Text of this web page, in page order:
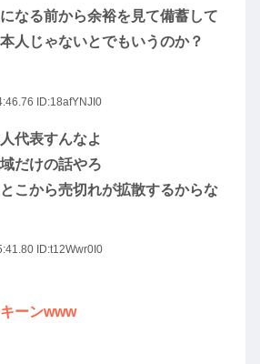
なる前から余裕を見て備蓄して
人じゃないとでもいうのか？
ID:18afYNJI0
代表すんなよ
だけの話やろ
こから売切れが拡散するからな
ID:t12Wwr0I0
ーンwww